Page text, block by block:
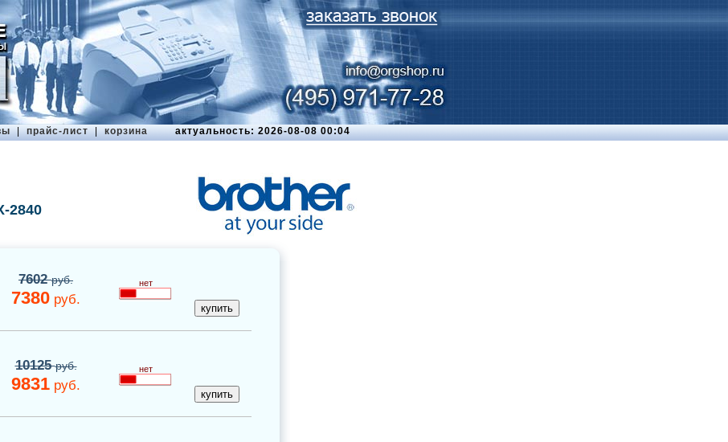
| прайс-лист | корзина актуальность: 2026-08-08 00:04
2840
7602руб.
7380 руб.
нет
10125руб.
9831 руб.
нет